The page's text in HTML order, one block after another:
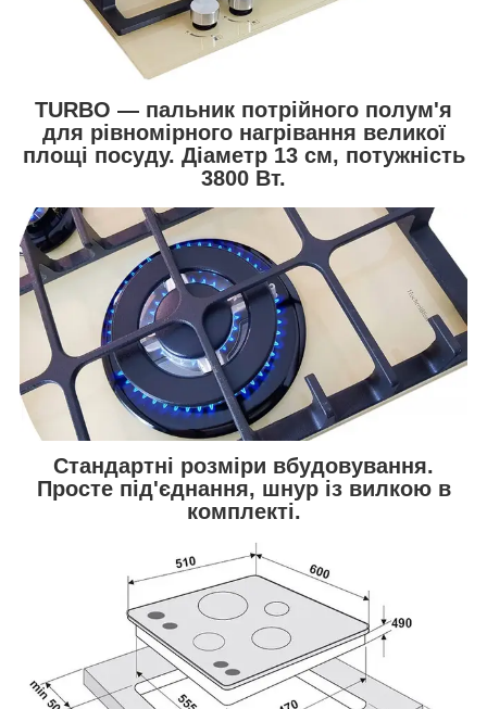
TURBO — пальник потрійного полум'я
для рівномірного нагрівання великої
площі посуду. Діаметр 13 см, потужність
3800 Вт.
Стандартні розміри вбудовування.
Просте під'єднання, шнур із вилкою в
комплекті.